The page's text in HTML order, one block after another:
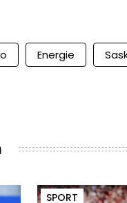
Energie
SPORT